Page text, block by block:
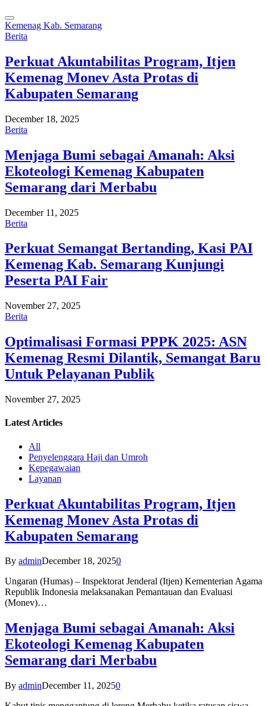
Kemenag Kab. Semarang
Berita
Perkuat Akuntabilitas Program, Itjen
Kemenag Monev Asta Protas di
Kabupaten Semarang
December 18, 2025
Berita
Menjaga Bumi sebagai Amanah: Aksi
Ekoteologi Kemenag Kabupaten
Semarang dari Merbabu
December 11, 2025
Berita
Perkuat Semangat Bertanding, Kasi PAI
Kemenag Kab. Semarang Kunjungi
Peserta PAI Fair
November 27, 2025
Berita
Optimalisasi Formasi PPPK 2025: ASN
Kemenag Resmi Dilantik, Semangat Baru
Untuk Pelayanan Publik
November 27, 2025
Latest Articles
All
Penyelenggara Haji dan Umroh
Kepegawaian
Layanan
Perkuat Akuntabilitas Program, Itjen
Kemenag Monev Asta Protas di
Kabupaten Semarang
By adminDecember 18, 20250
Ungaran (Humas) – Inspektorat Jenderal (Itjen) Kementerian Agama
Republik Indonesia melaksanakan Pemantauan dan Evaluasi
(Monev)…
Menjaga Bumi sebagai Amanah: Aksi
Ekoteologi Kemenag Kabupaten
Semarang dari Merbabu
By adminDecember 11, 20250